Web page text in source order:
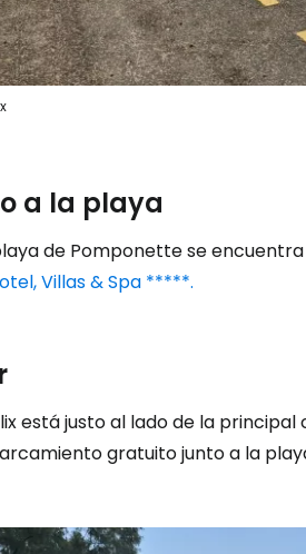
a la playa
de Pomponette se
Villas & Spa *****.
está justo al lado de la
gratuito junto a la